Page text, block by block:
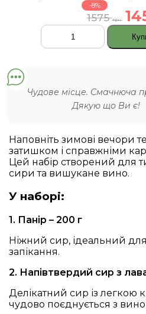
-8%
1575грн.
Сирний
кількість
Чудове місце. Смачнюча
Дякую що Ви є!
Наповніть зимові вечори
затишком і справжніми
Цей набір створений для
сири та вишукане вино.
У наборі:
1. Панір – 200 г
Ніжний сир, ідеальний
запікання.
2. Напівтвердий сир з
Делікатний сир із легкою
чудово поєднується з